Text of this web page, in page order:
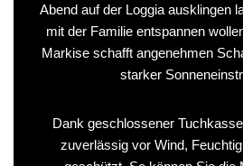
Abend auf der Loggia ausklingen
mit der Familie entspannen
Markise schafft angenehmen
starker
Dank geschlossener
zuverlässig vor Wind,